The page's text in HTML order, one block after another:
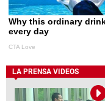
LA PRENSA VIDEOS